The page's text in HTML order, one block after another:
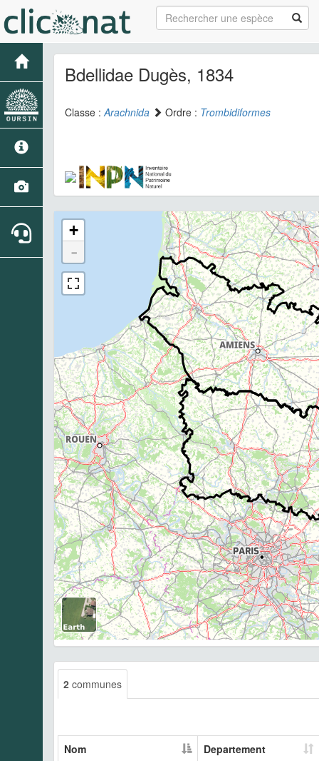
Bdellidae Dugès, 1834
Classe :Arachnida Ordre : Trombidiformes
+
-
2 communes
Nom
Departement